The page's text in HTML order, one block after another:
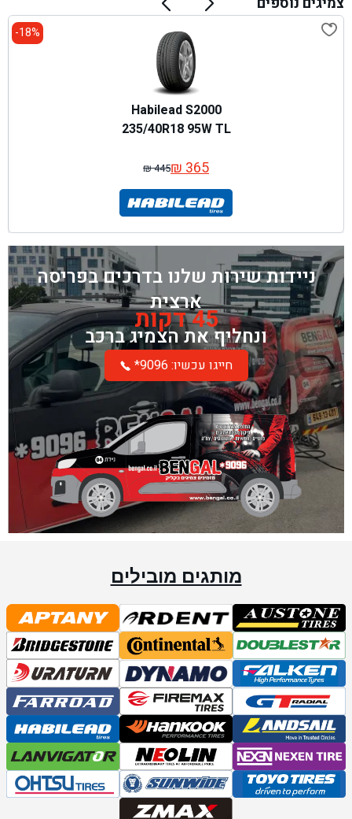
18%-
Habilead S2000
235/40R18 95W TL
₪445
המחיר
המקורי
היה:
₪ 445.
₪365 המחיר
הנוכחי
הוא:
₪ 365.
ניידות שירות שלנו בדרכים בפריסה
ארצית
45 דקות
ונחליף את הצמיג ברכב
*חייגו עכשיו: 9096
מותגים מובילים